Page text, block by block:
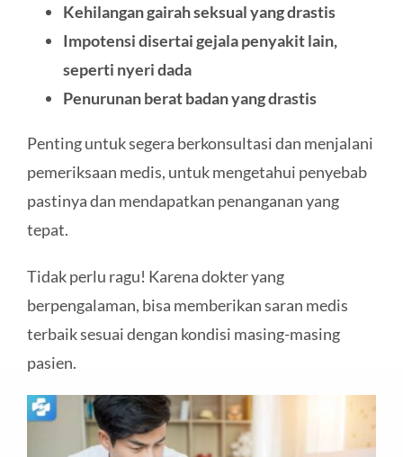
Kehilangan gairah seksual yang drastis
Impotensi disertai gejala penyakit lain,
seperti nyeri dada
Penurunan berat badan yang drastis
Penting untuk segera berkonsultasi dan menjalani
pemeriksaan medis, untuk mengetahui penyebab
pastinya dan mendapatkan penanganan yang
tepat.
Tidak perlu ragu! Karena dokter yang
berpengalaman, bisa memberikan saran medis
terbaik sesuai dengan kondisi masing-masing
pasien.